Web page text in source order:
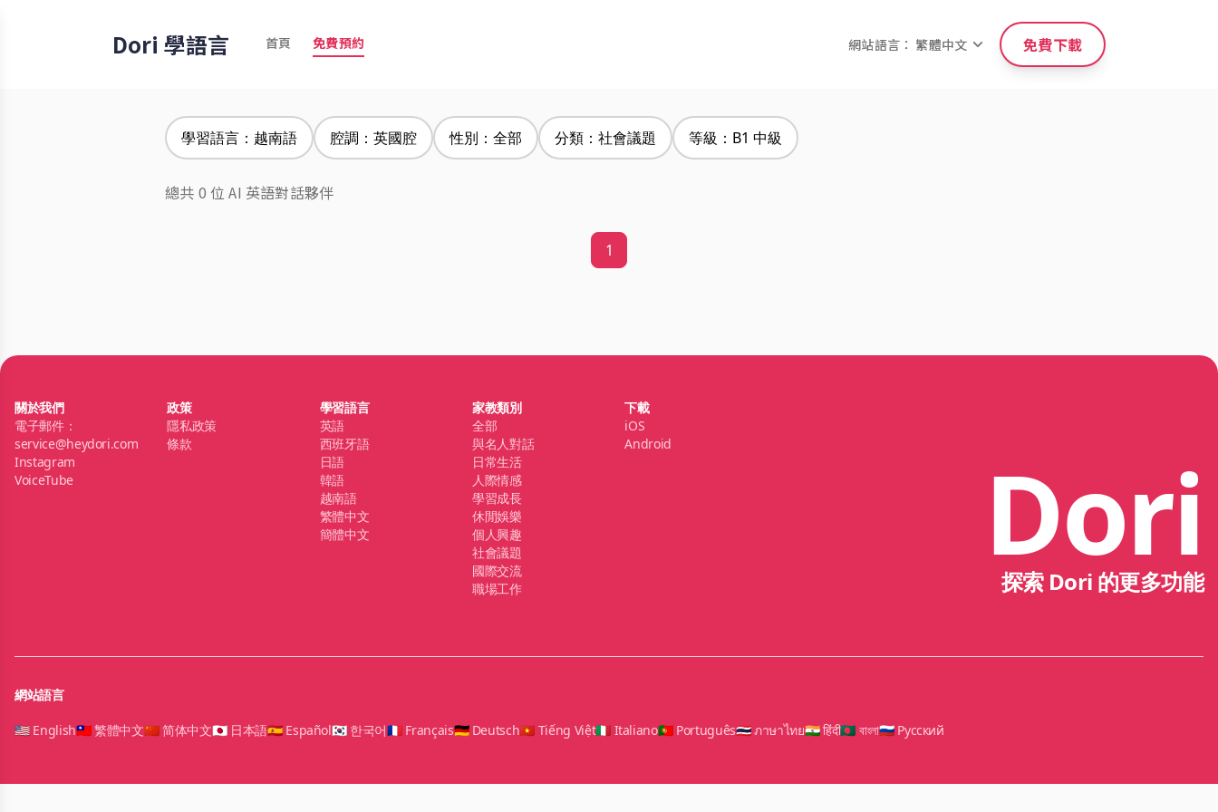
Dori 學語言 首頁 免費預約 網站語言： 繁體中文 免費下載
學習語言：越南語 腔調：英國腔 性別：全部 分類：社會議題 等級：B1 中級
總共 0 位 AI 英語對話夥伴
1
關於我們
電子郵件：
service@heydori.com
Instagram
VoiceTube
政策
隱私政策
條款
學習語言
英語
西班牙語
日語
韓語
越南語
繁體中文
簡體中文
家教類別
全部
與名人對話
日常生活
人際情感
學習成長
休閒娛樂
個人興趣
社會議題
國際交流
職場工作
下載
iOS
Android
Dori
探索 Dori 的更多功能
網站語言
🇺🇸 English🇹🇼 繁體中文🇨🇳 简体中文🇯🇵 日本語🇪🇸 Español🇰🇷 한국어🇫🇷 Français🇩🇪 Deutsch🇻🇳 Tiếng Việt🇮🇹 Italiano🇵🇹 Português🇹🇭 ภาษาไทย🇮🇳 हिंदी🇧🇩 বাংলা🇷🇺 Русский